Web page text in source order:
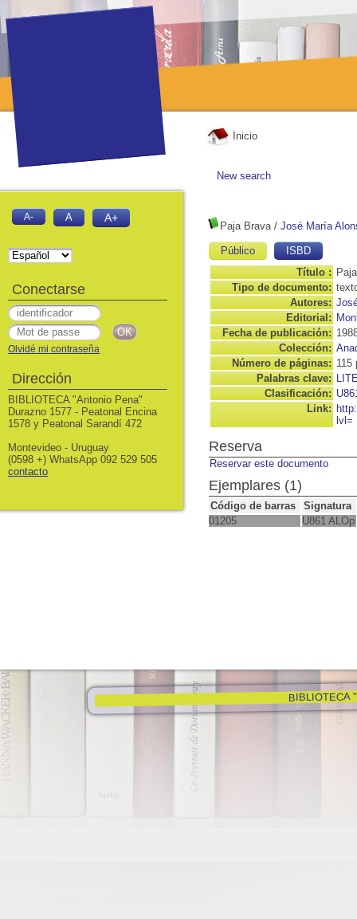
Inicio
New search
Paja Brava/ José María
Público
ISBD
Título :
Tipo de documento:
Autores:
Editorial:
Fecha de publicación:
Colección:
Número de páginas: 115
Palabras clave:
Clasificación:
Link:
lvl=
Reserva
Reservar este documento
Ejemplares (1)
Código de barras
Signatura
01205
U861 ALOp
BIBLIOTECA
A- A A+
Conectarse
Olvidé mi contraseña
Dirección
BIBLIOTECA "Antonio Pena"
Durazno 1577 - Peatonal Encina
1578 y Peatonal Sarandí 472
Montevideo - Uruguay
(0598 +) WhatsApp 092 529 505
contacto